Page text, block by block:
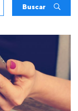
Buscar